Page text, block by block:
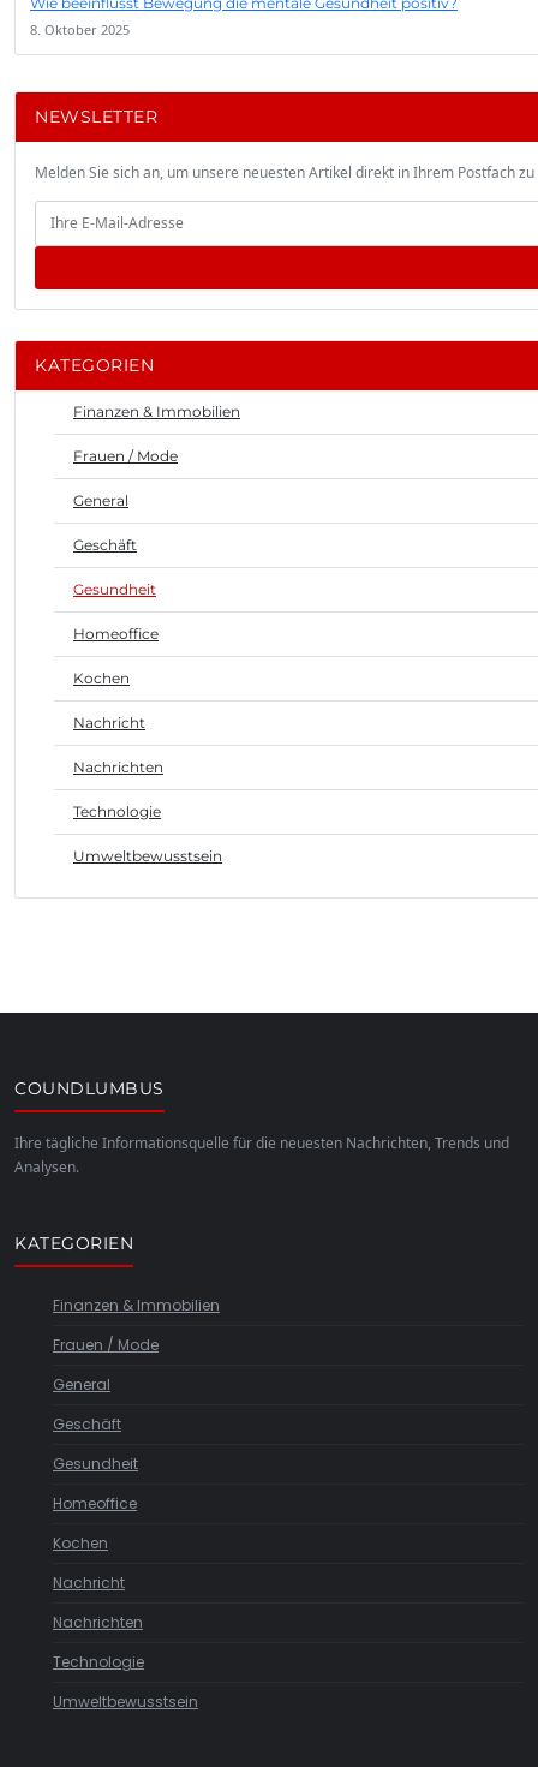
8. Oktober 2025
NEWSLETTER
Melden Sie sich an, um unsere neuesten Artikel direkt in Ihrem Postfach
KATEGORIEN
Finanzen & Immobilien
Frauen / Mode
General
Geschäft
Gesundheit
Homeoffice
Kochen
Nachricht
Nachrichten
Technologie
Umweltbewusstsein
COUNDLUMBUS
Ihre tägliche Informationsquelle für die neuesten Nachrichten, Trends und
Analysen.
KATEGORIEN
Finanzen & Immobilien
Frauen / Mode
General
Geschäft
Gesundheit
Homeoffice
Kochen
Nachricht
Nachrichten
Technologie
Umweltbewusstsein